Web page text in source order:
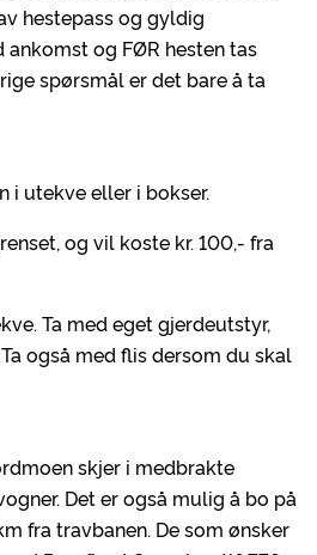
hestepass og gyldig
ankomst og FØR hesten tas
spørsmål er det bare å ta
i utekve eller i bokser.
og vil koste kr. 100,- fra
Ta med eget gjerdeutstyr,
også med flis dersom du skal
skjer i medbrakte
Det er også mulig å bo på
fra travbanen. De som ønsker